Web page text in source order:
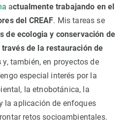
actualmente trabajando en el
del CREAF. Mis tareas se
de ecologia y conservación de
de la restauración de
y, también, en proyectos de
especial interés por la
la etnobotánica, la
la aplicación de enfoques
retos socioambientales.